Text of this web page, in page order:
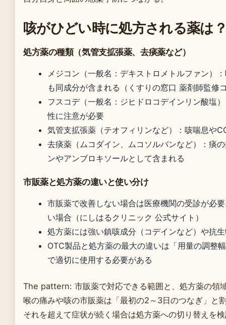
咳がひどい時に処方される薬は
処方薬の種類（気管支拡張薬、去痰薬など）
メジコン（一般名：デキストロメトルファン）
も同成分が含まれる（くすりの窓口 薬剤師監修
フスコデ（一般名：ジヒドロコデインリン酸塩
性に注意が必要
気管支拡張薬（テオフィリンなど）：咳喘息や
去痰薬（ムコダイン、ムコソルバンなど）：痰
ンやアンブロキソールとして含まれる
市販薬と処方薬の違いと使い分け
市販薬で改善しない場合は医療機関の受診が必
い場合（にしはるクリニック 公式サイト）
処方薬には強い鎮咳成分（コデインなど）や抗
OTC製品と処方薬の最大の違いは「用量の調整
で適切に使用する必要がある
The pattern: 市販薬で対応できる範囲と、処方薬の領
喉の痛みや咳の市販薬は「最初の2～3日のつなぎ」と
それを超えて症状が続く場合は処方薬への切り替えを